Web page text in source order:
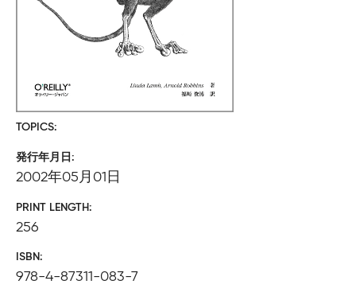
TOPICS
発行年月日
2002年05月01日
PRINT LENGTH
256
ISBN
978-4-87311-083-7